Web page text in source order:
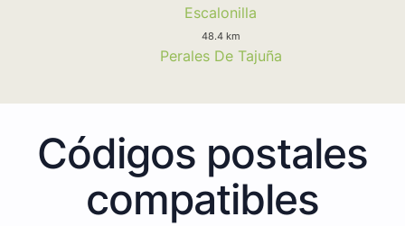
Escalonilla
48.4 km
Perales De Tajuña
Códigos postales
compatibles